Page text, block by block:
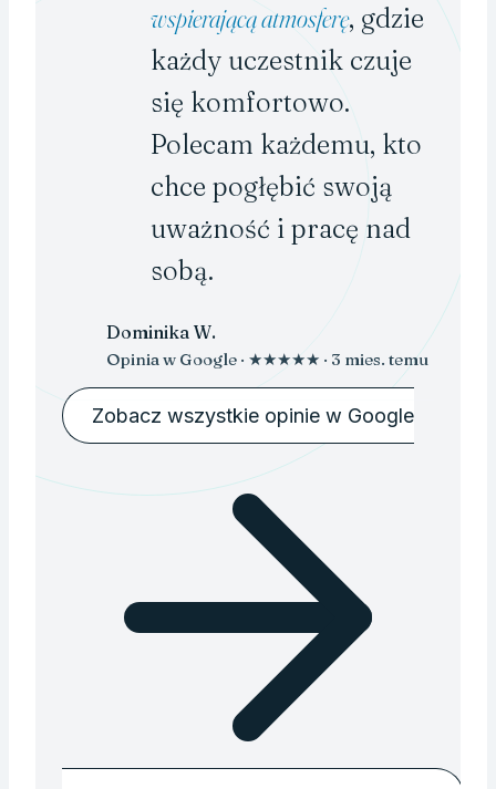
wspierającą atmosferę, gdzie
każdy uczestnik czuje
się komfortowo.
Polecam każdemu, kto
chce pogłębić swoją
uważność i pracę nad
sobą.
Dominika W.
Opinia w Google · ★★★★★ · 3 mies. temu
Zobacz wszystkie opinie w Google